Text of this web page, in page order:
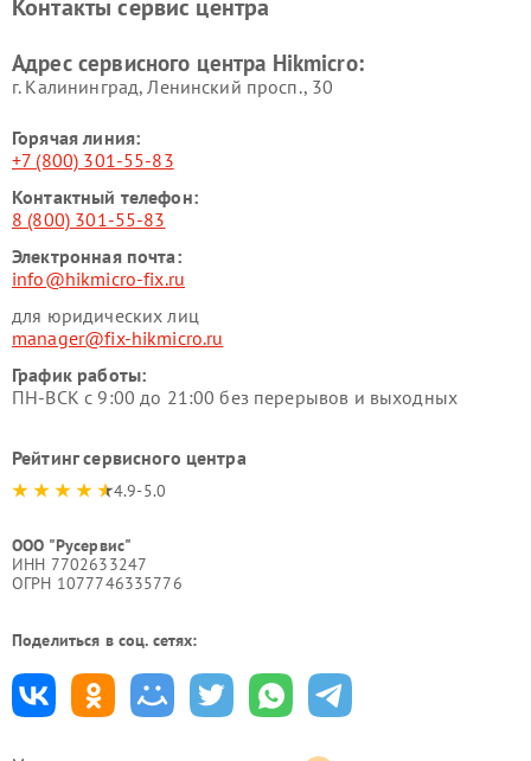
Контакты сервис центра
Адрес сервисного центра Hikmicro:
г. Калининград, Ленинский просп., 30
Горячая линия:
+7 (800) 301-55-83
Контактный телефон:
8 (800) 301-55-83
Электронная почта:
info@hikmicro-fix.ru
для юридических лиц
manager@fix-hikmicro.ru
График работы:
ПН-ВСК с 9:00 до 21:00 без перерывов и выходных
Рейтинг сервисного центра
4.9-5.0
ООО "Русервис"
ИНН 7702633247
ОГРН 1077746335776
Поделиться в соц. сетях: